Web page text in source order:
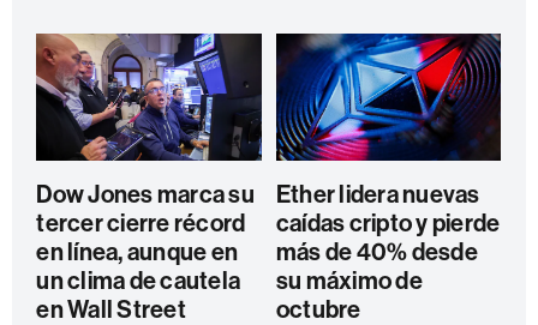
Dow Jones marca su
tercer cierre récord
en línea, aunque en
un clima de cautela
en Wall Street
Ether lidera nuevas
caídas cripto y pierde
más de 40% desde
su máximo de
octubre